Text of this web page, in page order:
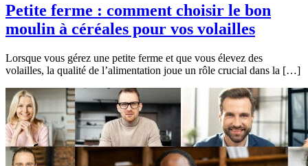
Petite ferme : comment choisir le bon
moulin à céréales pour vos volailles
Lorsque vous gérez une petite ferme et que vous élevez des
volailles, la qualité de l’alimentation joue un rôle crucial dans la […]